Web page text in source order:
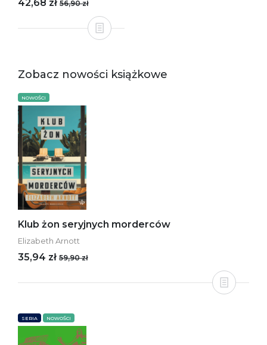
42,68 zł 56,90 zł
Zobacz nowości książkowe
NOWOŚCI
Klub żon seryjnych morderców
Elizabeth Arnott
35,94 zł 59,90 zł
SERIA NOWOŚCI